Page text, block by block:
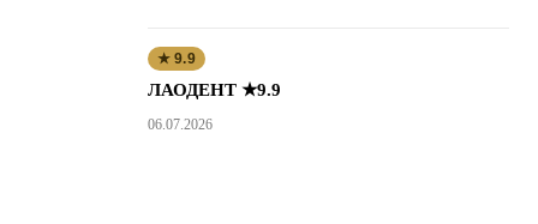
★ 9.9
ЛАОДЕНТ ★9.9
06.07.2026